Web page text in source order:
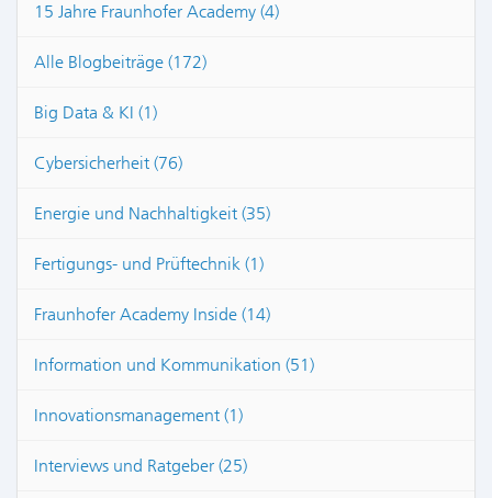
15 Jahre Fraunhofer Academy (4)
Alle Blogbeiträge (172)
Big Data & KI (1)
Cybersicherheit (76)
Energie und Nachhaltigkeit (35)
Fertigungs- und Prüftechnik (1)
Fraunhofer Academy Inside (14)
Information und Kommunikation (51)
Innovationsmanagement (1)
Interviews und Ratgeber (25)